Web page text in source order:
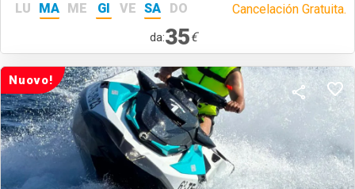
LU MA ME GI VE SA DO Cancelación Gratuita.
da:35€
Nuovo!